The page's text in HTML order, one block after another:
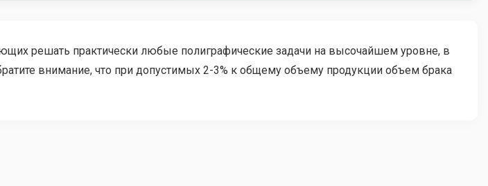
решать практически любые полиграфические задачи на высочайшем уровне, в
внимание, что при допустимых 2-3% к общему объему продукции объем брака